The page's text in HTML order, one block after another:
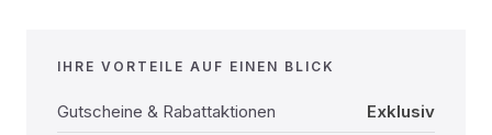
IHRE VORTEILE AUF EINEN BLICK
Gutscheine & Rabattaktionen
Exklusiv